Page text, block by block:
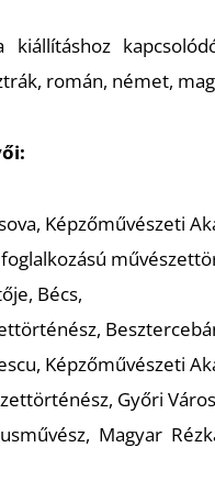
román, német,
Képzőművészeti
Bécs,
Képzőművészeti
Győri
Magyar